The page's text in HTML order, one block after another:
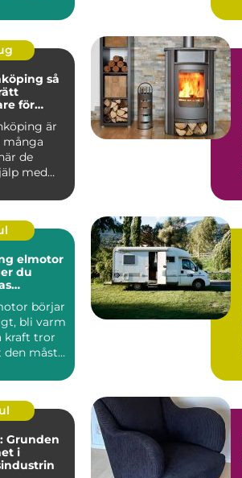
så
för
är
de
med
elmotor
du
börjar
bli varm
kraft tror
den måste
Grunden
i